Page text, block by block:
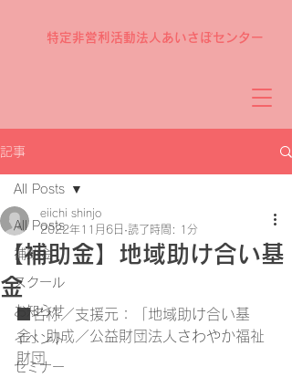
特定非営利活動法人あいさぽセンター
記事
All Posts
補助金
スクール
お知らせ
イベント
セミナー
All Posts
【補助金】地域助け合い基
金
eiichi shinjo
2022年11月6日 読了時間: 1分
■名称／支援元：「地域助け合い基
金」助成／公益財団法人さわやか福祉
財団